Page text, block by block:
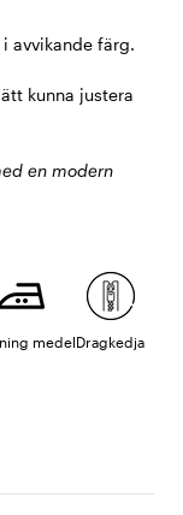
avvikande färg.
kunna justera
en modern
medelDragkedja